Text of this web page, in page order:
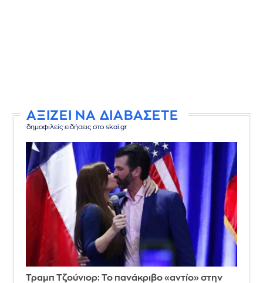
ΑΞΙΖΕΙ ΝΑ ΔΙΑΒΑΣΕΤΕ
δημοφιλείς ειδήσεις στο skai.gr
Τραμπ Τζούνιορ: Το πανάκριβο «αντίο» στην